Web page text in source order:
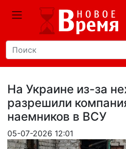
На Украине из-за
разрешили
наемников в ВСУ
05-07-2026 12:01